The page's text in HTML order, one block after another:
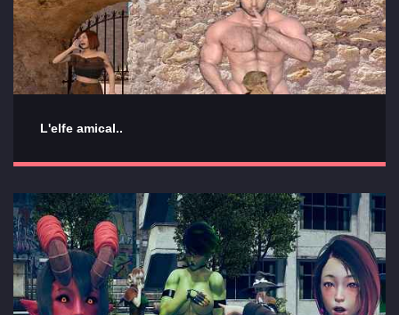
L'elfe amical..